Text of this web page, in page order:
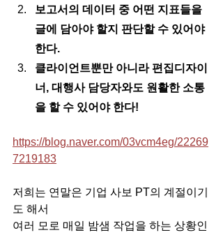
보고서의 데이터 중 어떤 지표들을
글에 담아야 할지 판단할 수 있어야
한다.
클라이언트뿐만 아니라 편집디자이
너, 대행사 담당자와도 원활한 소통
을 할 수 있어야 한다!
https://blog.naver.com/03vcm4eg/22269
7219183
저희는 연말은 기업 사보 PT의 계절이기
도 해서
여러 모로 매일 밤샘 작업을 하는 상황인